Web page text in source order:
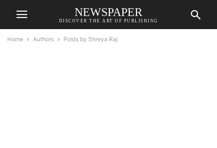
NEWSPAPER
DISCOVER THE ART OF PUBLISHING
Home Authors Posts by Shreya Raj